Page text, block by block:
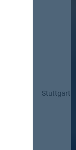
Stuttgart